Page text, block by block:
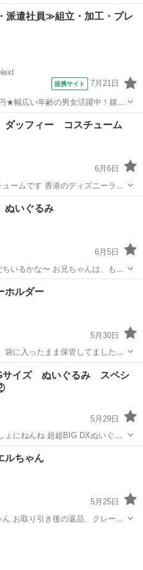
上ご購入くださいませ(▰˘◡˘▰)
ェリーメイ
派遣社員≫組立・加工・プレ
提携サイト 7月21日
★幅広い年齢の男女活躍中！嬉し
利用可★便利な日払い制度あ
のお仕事 ◇計
の他
ッフィー コスチューム
6月6日
ームです 香港のディズニーラン
保管していました(*'ω'*) 元々はデ
顔の刺繍入り
ッフィー
いぐるみ
6月5日
いるかな〜 お兄ちゃんは、もう
ちゃ アンパンマン
ホルダー
5月30日
袋に入ったまま保管してました。
っと動きます。
ちゃ テディベア
イズ ぬいぐるみ スペシ
5月29日
40cm ポムポムプリン シュガーパーティー B...
ンギョドン
ちゃん
5月25日
ム